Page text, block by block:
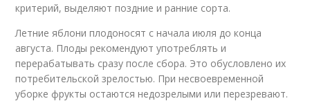
критерий, выделяют поздние и ранние сорта.
Летние яблони плодоносят с начала июля до конца
августа. Плоды рекомендуют употреблять и
перерабатывать сразу после сбора. Это обусловлено их
потребительской зрелостью. При несвоевременной
уборке фрукты остаются недозрелыми или перезревают.